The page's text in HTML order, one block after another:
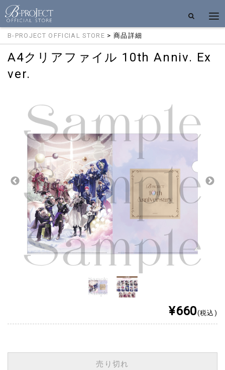
B-PROJECT OFFICIAL STORE > 商品詳細
A4クリアファイル 10th Anniv. Ex
ver.
¥660(税込)
売り切れ